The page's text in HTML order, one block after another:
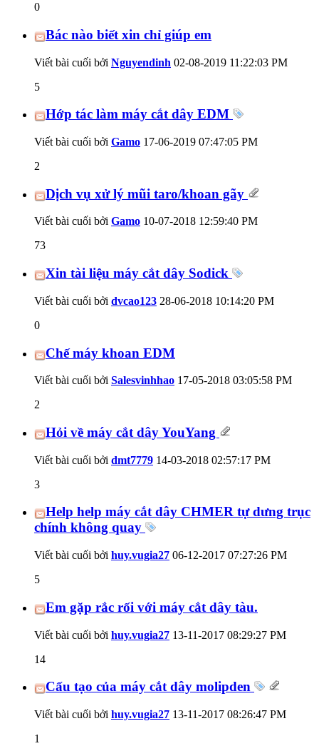
0
Bác nào biết xin chỉ giúp em
Viết bài cuối bởi Nguyendinh 02-08-2019 11:22:03 PM
5
Hớp tác làm máy cắt dây EDM
Viết bài cuối bởi Gamo 17-06-2019 07:47:05 PM
2
Dịch vụ xử lý mũi taro/khoan gãy
Viết bài cuối bởi Gamo 10-07-2018 12:59:40 PM
73
Xin tài liệu máy cắt dây Sodick
Viết bài cuối bởi dvcao123 28-06-2018 10:14:20 PM
0
Chế máy khoan EDM
Viết bài cuối bởi Salesvinhhao 17-05-2018 03:05:58 PM
2
Hỏi về máy cắt dây YouYang
Viết bài cuối bởi dmt7779 14-03-2018 02:57:17 PM
3
Help help máy cắt dây CHMER tự dưng trục
chính không quay
Viết bài cuối bởi huy.vugia27 06-12-2017 07:27:26 PM
5
Em gặp rắc rối với máy cắt dây tàu.
Viết bài cuối bởi huy.vugia27 13-11-2017 08:29:27 PM
14
Cấu tạo của máy cắt dây molipden
Viết bài cuối bởi huy.vugia27 13-11-2017 08:26:47 PM
1